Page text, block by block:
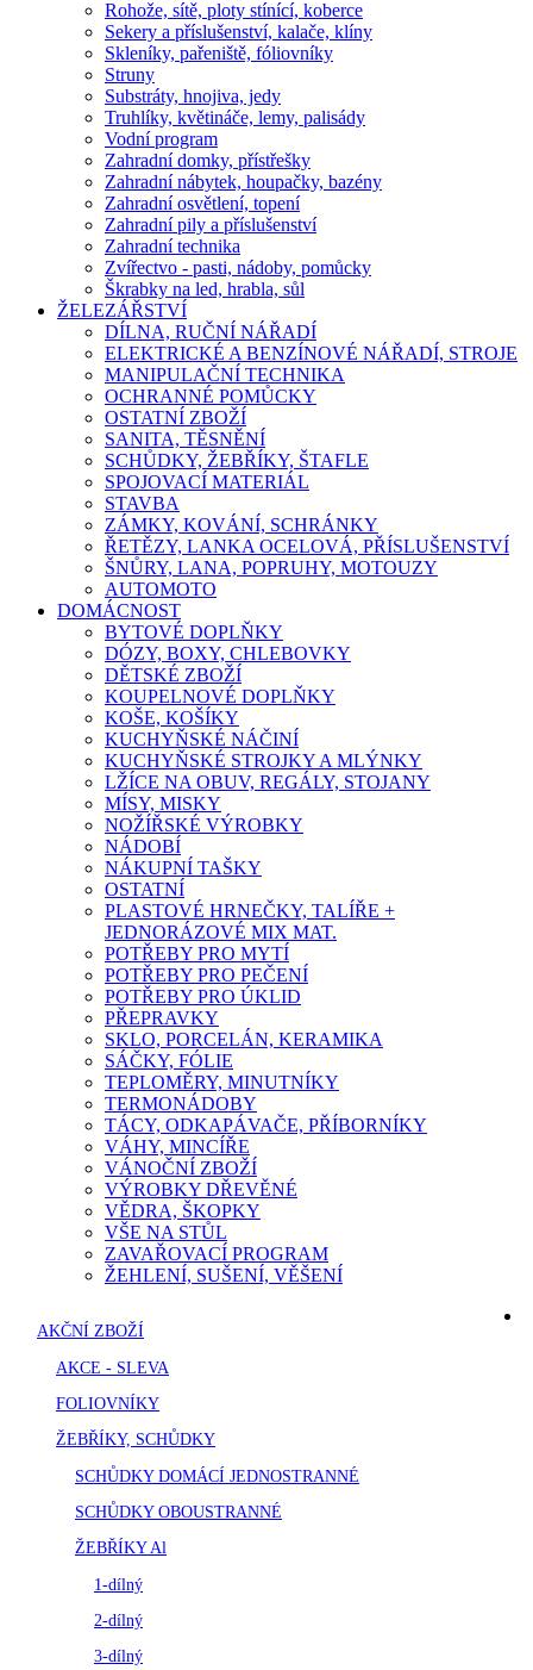
Rohože, sítě, ploty stínící, koberce
Sekery a příslušenství, kalače, klíny
Skleníky, pařeniště, fóliovníky
Struny
Substráty, hnojiva, jedy
Truhlíky, květináče, lemy, palisády
Vodní program
Zahradní domky, přístřešky
Zahradní nábytek, houpačky, bazény
Zahradní osvětlení, topení
Zahradní pily a příslušenství
Zahradní technika
Zvířectvo - pasti, nádoby, pomůcky
Škrabky na led, hrabla, sůl
ŽELEZÁŘSTVÍ
DÍLNA, RUČNÍ NÁŘADÍ
ELEKTRICKÉ A BENZÍNOVÉ NÁŘADÍ, STROJE
MANIPULAČNÍ TECHNIKA
OCHRANNÉ POMŮCKY
OSTATNÍ ZBOŽÍ
SANITA, TĚSNĚNÍ
SCHŮDKY, ŽEBŘÍKY, ŠTAFLE
SPOJOVACÍ MATERIÁL
STAVBA
ZÁMKY, KOVÁNÍ, SCHRÁNKY
ŘETĚZY, LANKA OCELOVÁ, PŘÍSLUŠENSTVÍ
ŠNŮRY, LANA, POPRUHY, MOTOUZY
AUTOMOTO
DOMÁCNOST
BYTOVÉ DOPLŇKY
DÓZY, BOXY, CHLEBOVKY
DĚTSKÉ ZBOŽÍ
KOUPELNOVÉ DOPLŇKY
KOŠE, KOŠÍKY
KUCHYŇSKÉ NÁČINÍ
KUCHYŇSKÉ STROJKY A MLÝNKY
LŽÍCE NA OBUV, REGÁLY, STOJANY
MÍSY, MISKY
NOŽÍŘSKÉ VÝROBKY
NÁDOBÍ
NÁKUPNÍ TAŠKY
OSTATNÍ
PLASTOVÉ HRNEČKY, TALÍŘE +
JEDNORÁZOVÉ MIX MAT.
POTŘEBY PRO MYTÍ
POTŘEBY PRO PEČENÍ
POTŘEBY PRO ÚKLID
PŘEPRAVKY
SKLO, PORCELÁN, KERAMIKA
SÁČKY, FÓLIE
TEPLOMĚRY, MINUTNÍKY
TERMONÁDOBY
TÁCY, ODKAPÁVAČE, PŘÍBORNÍKY
VÁHY, MINCÍŘE
VÁNOČNÍ ZBOŽÍ
VÝROBKY DŘEVĚNÉ
VĚDRA, ŠKOPKY
VŠE NA STŮL
ZAVAŘOVACÍ PROGRAM
ŽEHLENÍ, SUŠENÍ, VĚŠENÍ
AKČNÍ ZBOŽÍ
AKCE - SLEVA
FOLIOVNÍKY
ŽEBŘÍKY, SCHŮDKY
SCHŮDKY DOMÁCÍ JEDNOSTRANNÉ
SCHŮDKY OBOUSTRANNÉ
ŽEBŘÍKY Al
1-dílný
2-dílný
3-dílný